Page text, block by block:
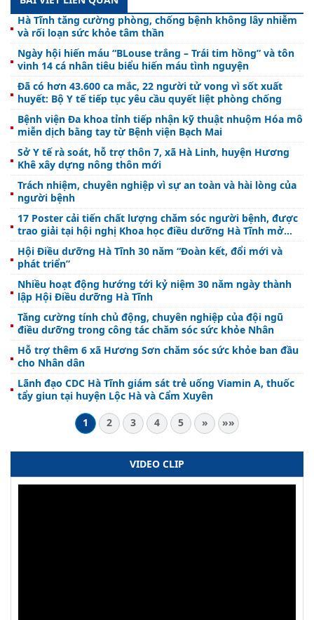
Hà Tĩnh tăng cường phòng, chống bệnh không lây nhiễm
và rối loạn sức khỏe tâm thần
Ngày hội hiến máu “BLouse trắng – Trái tim hồng” và tôn
vinh 14 cá nhân tiêu biểu hiến máu tình nguyện
Đã có hơn 43.600 ca mắc, 22 người tử vong vì sốt xuất
huyết: Bộ Y tế tiếp tục yêu cầu quyết liệt phòng chống
Bệnh viện Đa khoa tỉnh tiếp nhận kỹ thuật nhuộm Hóa mô
miễn dịch bằng tay từ Bệnh viện Bạch Mai
Sở Y tế rà soát, hỗ trợ thôn 7, xã Hà Linh, huyện Hương
Khê xây dựng nông thôn mới
Trách nhiệm, chuyên nghiệp vì sự an toàn và hài lòng của
người bệnh
17 Poster cải tiến chất lượng chăm sóc người bệnh, được
trao giải tại hội nghị Khoa học điều dưỡng Hà Tĩnh mở
rộng
Hội Điều dưỡng Hà Tĩnh 30 năm “Đoàn kết, đổi mới và
phát triển”
Nhiều hoạt động hướng tới kỷ niệm 30 năm ngày thành
lập Hội Điều dưỡng Hà Tĩnh
Tăng cường tính chủ động, chuyên nghiệp của đội ngũ
điều dưỡng trong công tác chăm sóc sức khỏe Nhân
Hỗ trợ thêm 6 xã Hương Sơn chăm sóc sức khỏe ban đầu
cho Nhân dân
Lãnh đạo CDC Hà Tĩnh giám sát trẻ uống Viamin A, thuốc
tẩy giun tại huyện Lộc Hà và Cẩm Xuyên
1
2 3 4 5 » »»
VIDEO CLIP